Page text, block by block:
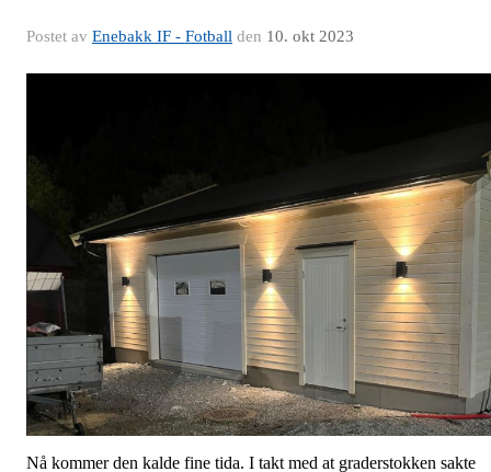
Postet av Enebakk IF - Fotball den 10. okt 2023
Nå kommer den kalde fine tida. I takt med at graderstokken sakte